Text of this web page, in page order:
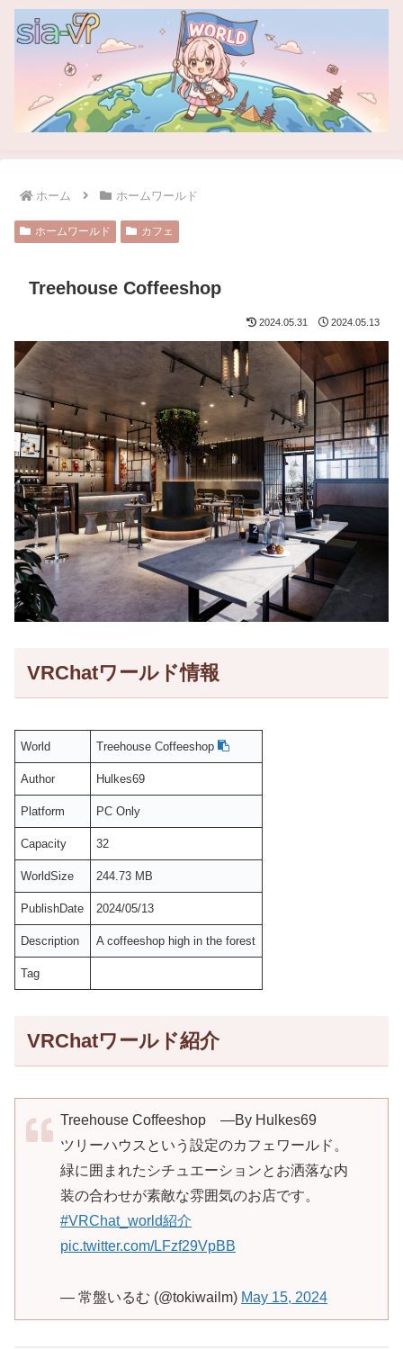
ホーム ホームワールド
ホームワールド カフェ
Treehouse Coffeeshop
2024.05.31 2024.05.13
VRChatワールド情報
World Treehouse Coffeeshop
Author Hulkes69
Platform PC Only
Capacity 32
WorldSize 244.73 MB
PublishDate 2024/05/13
Description A coffeeshop high in the forest
Tag
VRChatワールド紹介
Treehouse Coffeeshop ―By Hulkes69
ツリーハウスという設定のカフェワールド。
緑に囲まれたシチュエーションとお洒落な内
装の合わせが素敵な雰囲気のお店です。
#VRChat_world紹介
pic.twitter.com/LFzf29VpBB
— 常盤いるむ (@tokiwailm) May 15, 2024